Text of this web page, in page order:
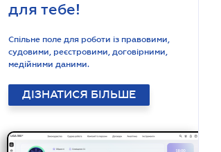
для тебе!
Спільне поле для роботи із правовими,
судовими, реєстровими, договірними,
медійними даними.
ДІЗНАТИСЯ БІЛЬШЕ